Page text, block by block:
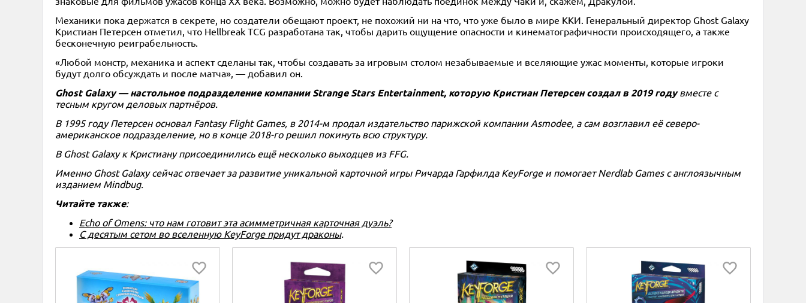
Механики пока держатся в секрете, но создатели обещают проект, не похожий ни на что, что уже было в мире ККИ. Генеральный директор Ghost Galaxy
Кристиан Петерсен отметил, что Hellbreak TCG разработана так, чтобы дарить ощущение опасности и кинематографичности происходящего, а также
бесконечную реиграбельность.
«Любой монстр, механика и аспект сделаны так, чтобы создавать за игровым столом незабываемые и вселяющие ужас моменты, которые игроки
будут долго обсуждать и после матча», — добавил он.
Ghost Galaxy — настольное подразделение компании Strange Stars Entertainment, которую Кристиан Петерсен создал в 2019 годувместе с
тесным кругом деловых партнёров.
В 1995 году Петерсен основал Fantasy Flight Games, в 2014-м продал издательство парижской компании Asmodee, а сам возглавил её северо-
американское подразделение, но в конце 2018-го решил покинуть всю структуру.
В Ghost Galaxy к Кристиану присоединились ещё несколько выходцев из FFG.
Именно Ghost Galaxy сейчас отвечает за развитие уникальной карточной игры Ричарда Гарфилда KeyForge и помогает Nerdlab Games с англоязычным
изданием Mindbug.
Читайте также:
Echo of Omens: что нам готовит эта асимметричная карточная дуэль?
С десятым сетом во вселенную KeyForge придут драконы.